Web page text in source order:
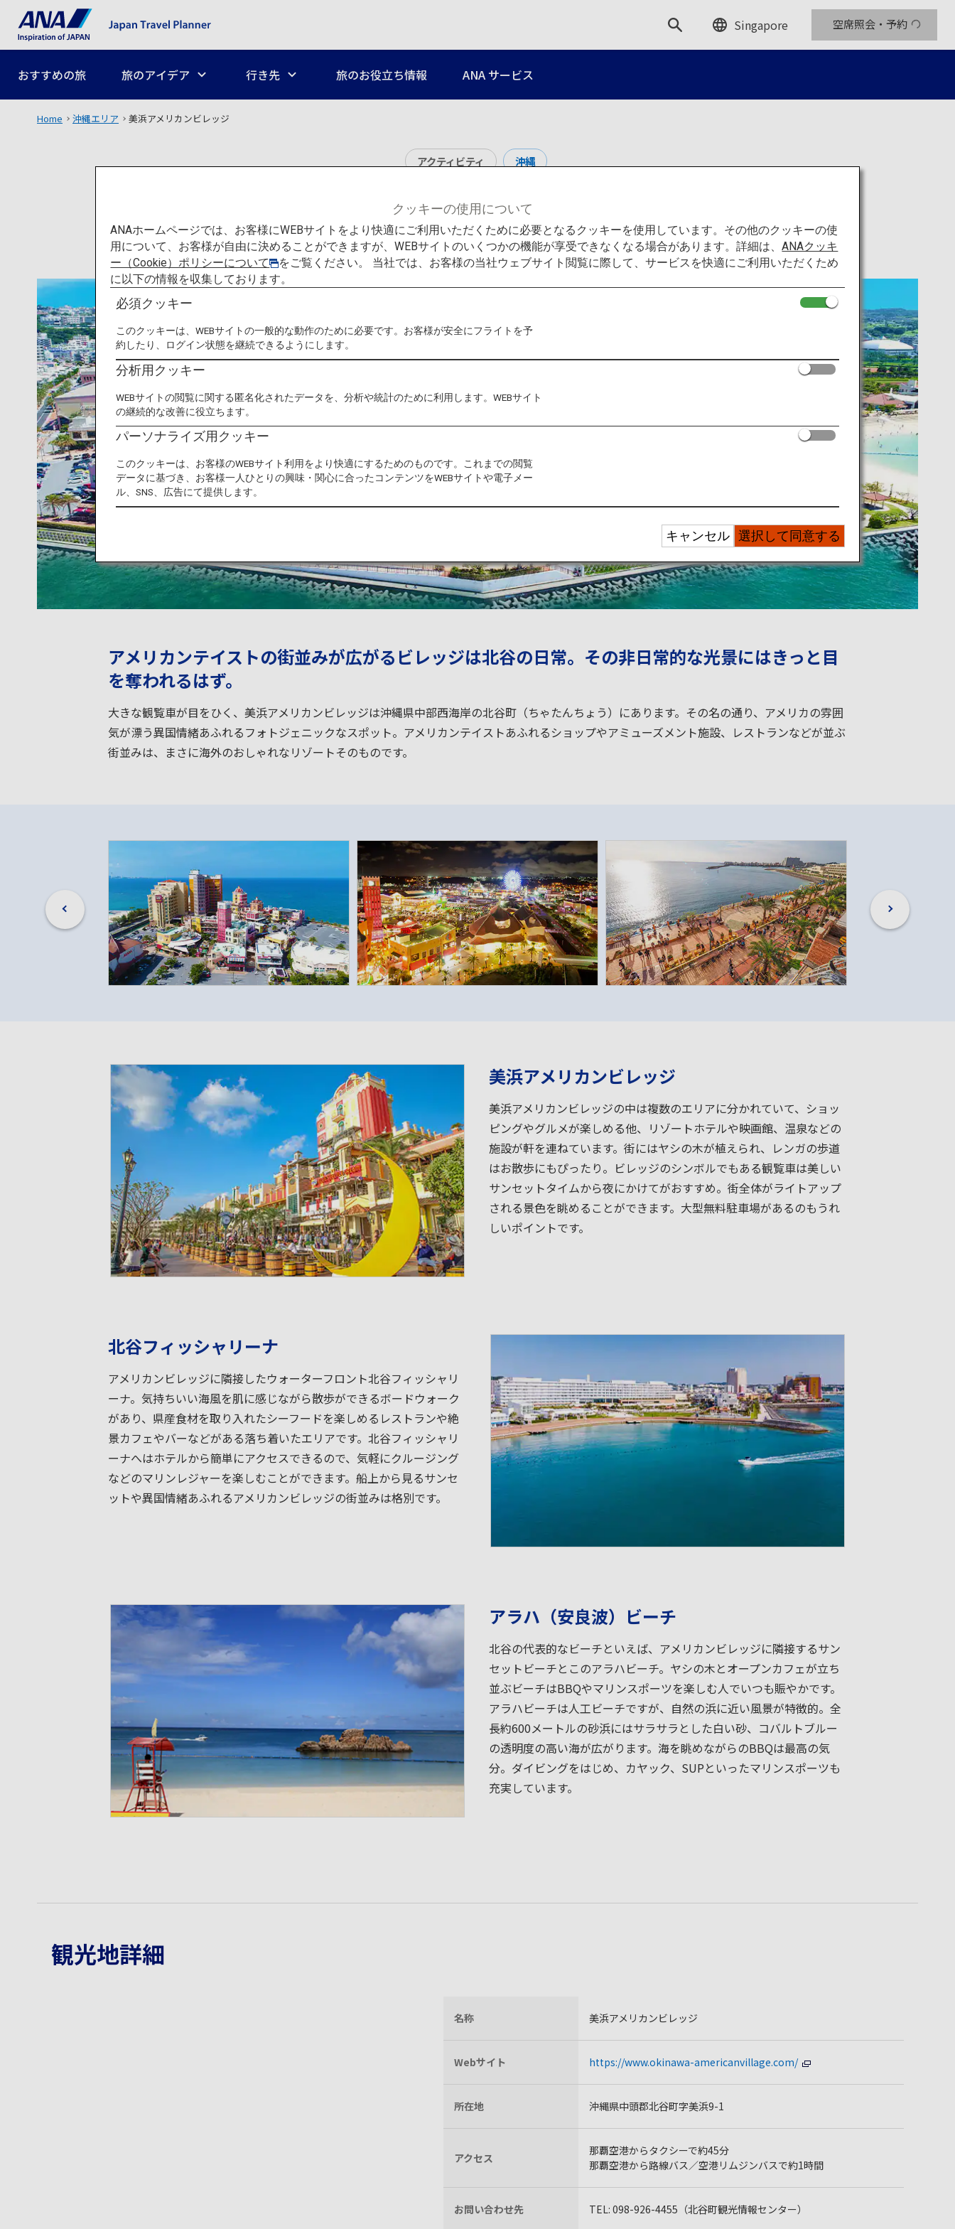
Singapore 空席照会・予約
おすすめの旅 旅のアイデア 行き先 旅のお役立ち情報 ANA サービス
Home 沖縄エリア 美浜アメリカンビレッジ
アクティビティ 沖縄
美浜アメリカンビレッジ
アメリカンテイストの街並みが広がるビレッジは北谷の日常。その非日常的な光景にはきっと目
を奪われるはず。
大きな観覧車が目をひく、美浜アメリカンビレッジは沖縄県中部西海岸の北谷町（ちゃたんちょう）にあります。その名の通り、アメリカの雰囲
気が漂う異国情緒あふれるフォトジェニックなスポット。アメリカンテイストあふれるショップやアミューズメント施設、レストランなどが並ぶ
街並みは、まさに海外のおしゃれなリゾートそのものです。
美浜アメリカンビレッジ
美浜アメリカンビレッジの中は複数のエリアに分かれていて、ショッ
ピングやグルメが楽しめる他、リゾートホテルや映画館、温泉などの
施設が軒を連ねています。街にはヤシの木が植えられ、レンガの歩道
はお散歩にもぴったり。ビレッジのシンボルでもある観覧車は美しい
サンセットタイムから夜にかけてがおすすめ。街全体がライトアップ
される景色を眺めることができます。大型無料駐車場があるのもうれ
しいポイントです。
北谷フィッシャリーナ
アメリカンビレッジに隣接したウォーターフロント北谷フィッシャリ
ーナ。気持ちいい海風を肌に感じながら散歩ができるボードウォーク
があり、県産食材を取り入れたシーフードを楽しめるレストランや絶
景カフェやバーなどがある落ち着いたエリアです。北谷フィッシャリ
ーナへはホテルから簡単にアクセスできるので、気軽にクルージング
などのマリンレジャーを楽しむことができます。船上から見るサンセ
ットや異国情緒あふれるアメリカンビレッジの街並みは格別です。
アラハ（安良波）ビーチ
北谷の代表的なビーチといえば、アメリカンビレッジに隣接するサン
セットビーチとこのアラハビーチ。ヤシの木とオープンカフェが立ち
並ぶビーチはBBQやマリンスポーツを楽しむ人でいつも賑やかです。
アラハビーチは人工ビーチですが、自然の浜に近い風景が特徴的。全
長約600メートルの砂浜にはサラサラとした白い砂、コバルトブルー
の透明度の高い海が広がります。海を眺めながらのBBQは最高の気
分。ダイビングをはじめ、カヤック、SUPといったマリンスポーツも
充実しています。
観光地詳細
名称 美浜アメリカンビレッジ
Webサイト https://www.okinawa-americanvillage.com/
所在地 沖縄県中頭郡北谷町字美浜9-1
アクセス
那覇空港からタクシーで約45分
那覇空港から路線バス／空港リムジンバスで約1時間
お問い合わせ先 TEL: 098-926-4455（北谷町観光情報センター）
クッキーの使用について
ANAホームページでは、お客様にWEBサイトをより快適にご利用いただくために必要となるクッキーを使用しています。その他のクッキーの使
用について、お客様が自由に決めることができますが、WEBサイトのいくつかの機能が享受できなくなる場合があります。詳細は、ANAクッキ
ー（Cookie）ポリシーについて
をご覧ください。 当社では、お客様の当社ウェブサイト閲覧に際して、サービスを快適にご利用いただくため
に以下の情報を収集しております。
必須クッキー
このクッキーは、WEBサイトの一般的な動作のために必要です。お客様が安全にフライトを予
約したり、ログイン状態を継続できるようにします。
分析用クッキー
WEBサイトの閲覧に関する匿名化されたデータを、分析や統計のために利用します。WEBサイト
の継続的な改善に役立ちます。
パーソナライズ用クッキー
このクッキーは、お客様のWEBサイト利用をより快適にするためのものです。これまでの閲覧
データに基づき、お客様一人ひとりの興味・関心に合ったコンテンツをWEBサイトや電子メー
ル、SNS、広告にて提供します。
選択して同意する
キャンセル